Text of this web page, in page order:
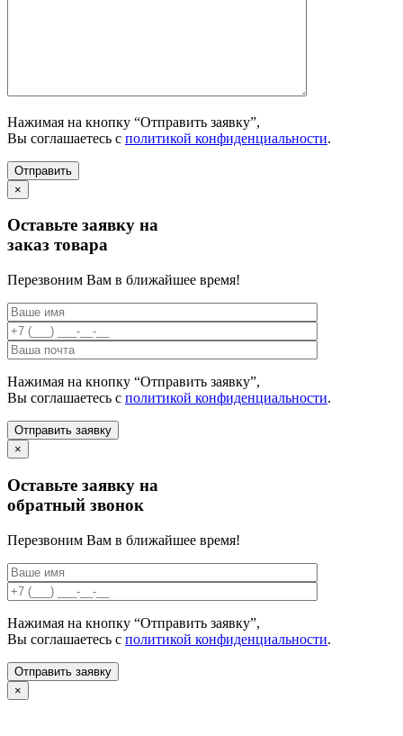
Нажимая на кнопку “Отправить заявку”,
Вы соглашаетесь с политикой конфиденциальности.
×
Оставьте заявку на
заказ товара
Перезвоним Вам в ближайшее время!
Нажимая на кнопку “Отправить заявку”,
Вы соглашаетесь с политикой конфиденциальности.
×
Оставьте заявку на
обратный звонок
Перезвоним Вам в ближайшее время!
Нажимая на кнопку “Отправить заявку”,
Вы соглашаетесь с политикой конфиденциальности.
×